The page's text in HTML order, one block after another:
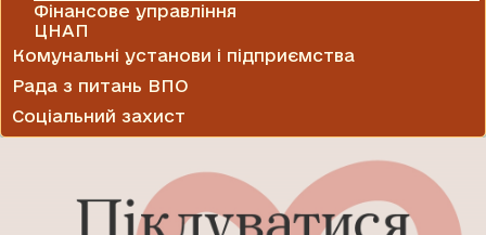
Фінансове управління
ЦНАП
Комунальні установи і підприємства
Рада з питань ВПО
Соціальний захист